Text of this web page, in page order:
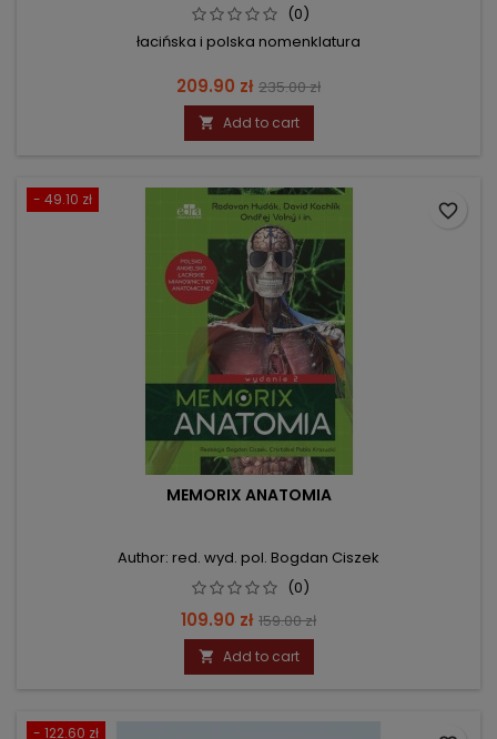
(0)
łacińska i polska nomenklatura
Price
209.90 zł Regular
price
235.00 zł
 Add to cart
- 49.10 zł
MEMORIX ANATOMIA
Author: red. wyd. pol. Bogdan Ciszek
(0)
Price
109.90 zł Regular
price
159.00 zł
 Add to cart
favorite_border
- 122.60 zł